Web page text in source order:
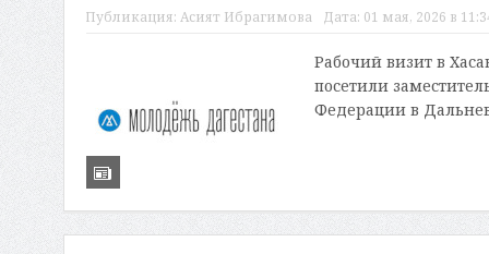
Публикация:Асият Ибрагимова Дата: 01 мая, 2026 в
Рабочий визит в
посетили
Федерации в